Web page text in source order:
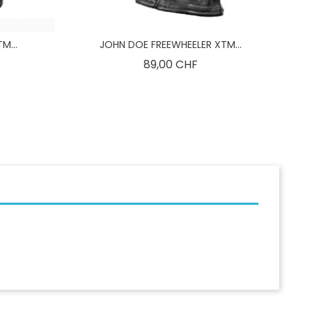
JOHN DOE FREEWHEELER XTM...
89,00 CHFPreis